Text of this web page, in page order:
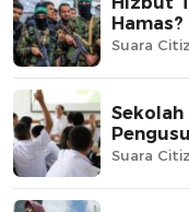
Hamas?
Suara
Sekolah
Suara